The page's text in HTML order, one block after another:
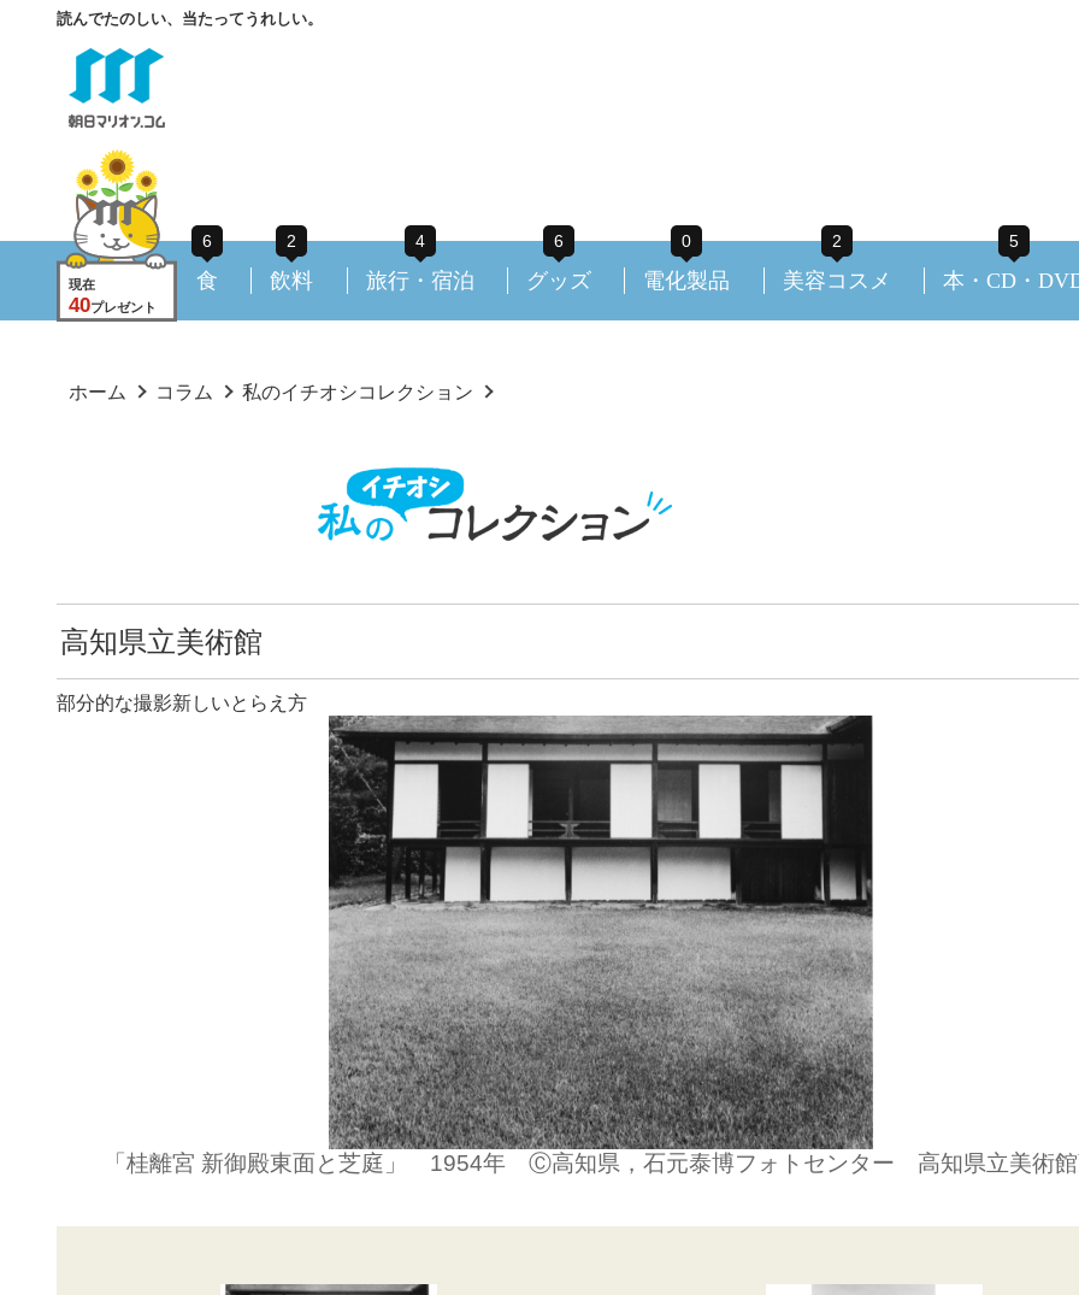
読んでたのしい、当たってうれしい。
現在
40プレゼント
6
食
2
飲料
4
旅行・宿泊
6
グッズ
0
電化製品
2
美容コスメ
5
本・CD・
ホーム コラム 私のイチオシコレクション
高知県立美術館
部分的な撮影新しいとらえ方
「桂離宮 新御殿東面と芝庭」 1954年 Ⓒ高知県，石元泰博フォトセンター 高知県立美術